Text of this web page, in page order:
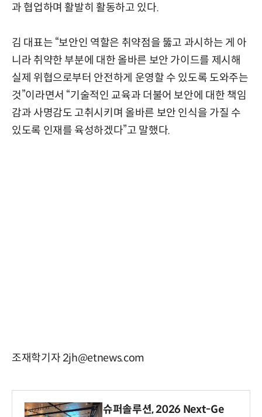
과 협업하며 활발히 활동하고 있다.
김 대표는 “보안인 역할은 취약점을 뚫고 과시하는 게 아
니라 취약한 부분에 대한 올바른 보안 가이드를 제시해
실제 위협으로부터 안전하게 운영할 수 있도록 도와주는
것”이라면서 “기술적인 교육과 더불어 보안에 대한 책임
감과 사명감도 고취시키며 올바른 보안 인식을 가질 수
있도록 인재를 육성하겠다”고 말했다.
조재학기자 2jh@etnews.com
슈퍼솔루션, 2026 Next-Ge